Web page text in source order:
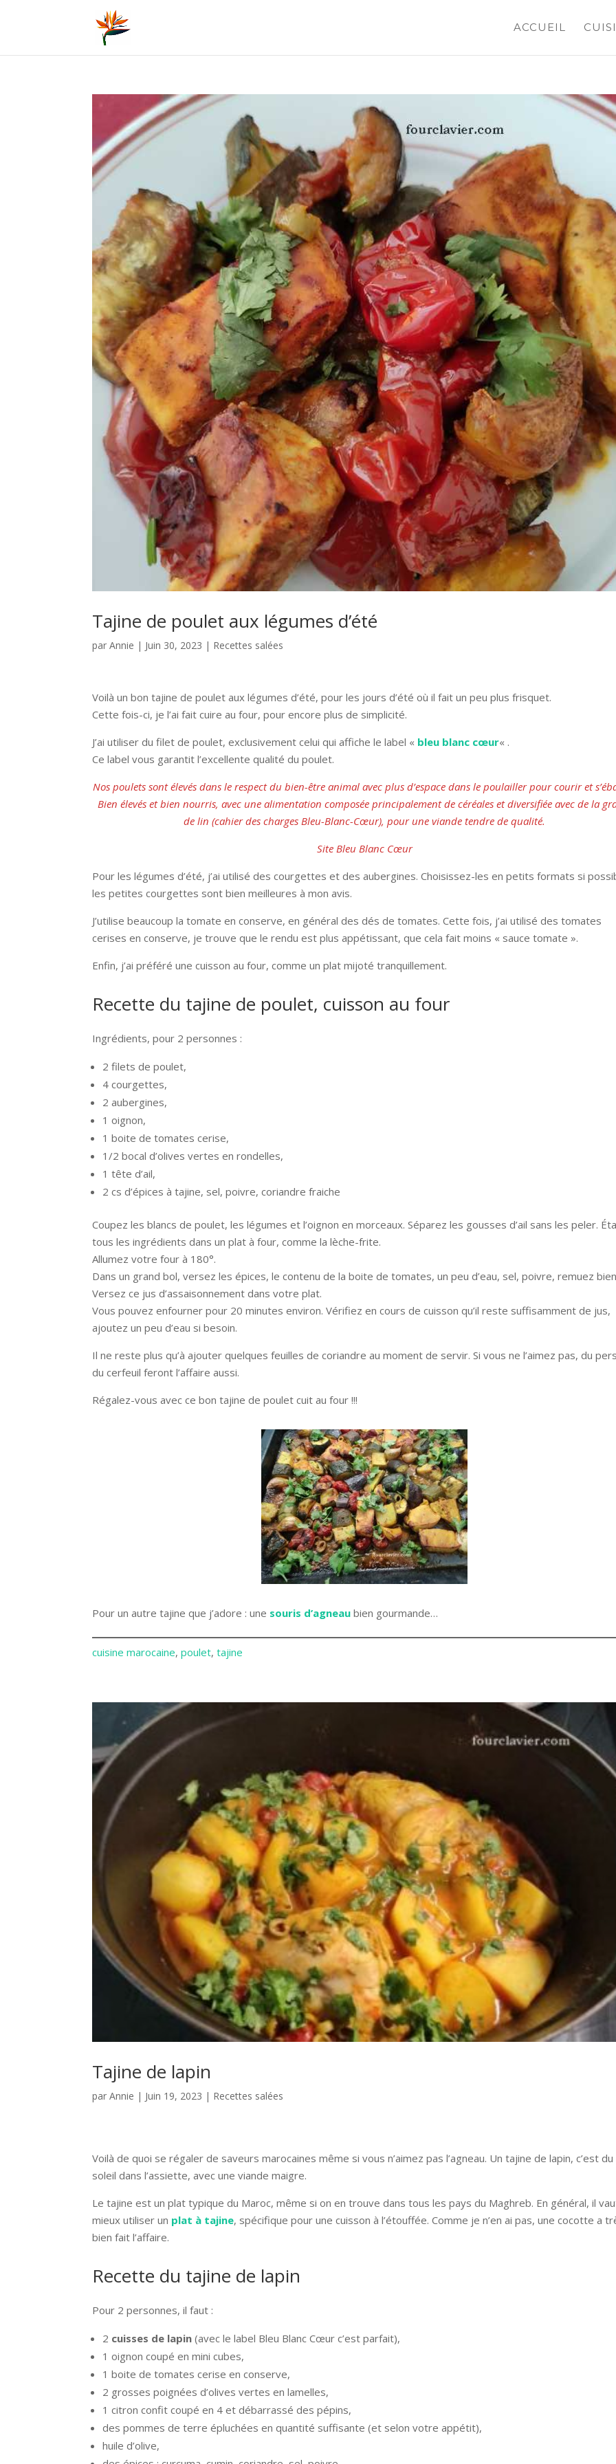
ACCUEIL
Tajine de poulet aux légumes d’été
parAnnie | Juin 30, 2023 | Recettes salées
Voilà un bon tajine de poulet aux légumes d’été, pour les jours d’été où il fait un peu plus frisquet.
Cette fois-ci, je l’ai fait cuire au four, pour encore plus de simplicité.
J’ai utiliser du filet de poulet, exclusivement celui qui affiche le label « bleu blanc cœur« .
Ce label vous garantit l’excellente qualité du poulet.
Nos poulets sont élevés dans le respect du bien-être animal avec plus d’espace dans le poulailler pour courir et
Bien élevés et bien nourris, avec une alimentation composée principalement de céréales et diversifiée avec de la
de lin (cahier des charges Bleu-Blanc-Cœur), pour une viande tendre de qualité.
Site Bleu Blanc Cœur
Pour les légumes d’été, j’ai utilisé des courgettes et des aubergines. Choisissez-les en petits formats si
les petites courgettes sont bien meilleures à mon avis.
J’utilise beaucoup la tomate en conserve, en général des dés de tomates. Cette fois, j’ai utilisé des tomates
cerises en conserve, je trouve que le rendu est plus appétissant, que cela fait moins « sauce tomate ».
Enfin, j’ai préféré une cuisson au four, comme un plat mijoté tranquillement.
Recette du tajine de poulet, cuisson au four
Ingrédients, pour 2 personnes :
2 filets de poulet,
4 courgettes,
2 aubergines,
1 oignon,
1 boite de tomates cerise,
1/2 bocal d’olives vertes en rondelles,
1 tête d’ail,
2 cs d’épices à tajine, sel, poivre, coriandre fraiche
Coupez les blancs de poulet, les légumes et l’oignon en morceaux. Séparez les gousses d’ail sans les peler.
tous les ingrédients dans un plat à four, comme la lèche-frite.
Allumez votre four à 180°.
Dans un grand bol, versez les épices, le contenu de la boite de tomates, un peu d’eau, sel, poivre, remuez
Versez ce jus d’assaisonnement dans votre plat.
Vous pouvez enfourner pour 20 minutes environ. Vérifiez en cours de cuisson qu’il reste suffisamment de jus,
ajoutez un peu d’eau si besoin.
Il ne reste plus qu’à ajouter quelques feuilles de coriandre au moment de servir. Si vous ne l’aimez pas, du
du cerfeuil feront l’affaire aussi.
Régalez-vous avec ce bon tajine de poulet cuit au four !!!
Pour un autre tajine que j’adore : une souris d’agneau bien gourmande…
cuisine marocaine, poulet, tajine
Tajine de lapin
parAnnie | Juin 19, 2023 | Recettes salées
Voilà de quoi se régaler de saveurs marocaines même si vous n’aimez pas l’agneau. Un tajine de lapin, c’est du
soleil dans l’assiette, avec une viande maigre.
Le tajine est un plat typique du Maroc, même si on en trouve dans tous les pays du Maghreb. En général, il
mieux utiliser un plat à tajine, spécifique pour une cuisson à l’étouffée. Comme je n’en ai pas, une cocotte a
bien fait l’affaire.
Recette du tajine de lapin
Pour 2 personnes, il faut :
2 cuisses de lapin (avec le label Bleu Blanc Cœur c’est parfait),
1 oignon coupé en mini cubes,
1 boite de tomates cerise en conserve,
2 grosses poignées d’olives vertes en lamelles,
1 citron confit coupé en 4 et débarrassé des pépins,
des pommes de terre épluchées en quantité suffisante (et selon votre appétit),
huile d’olive,